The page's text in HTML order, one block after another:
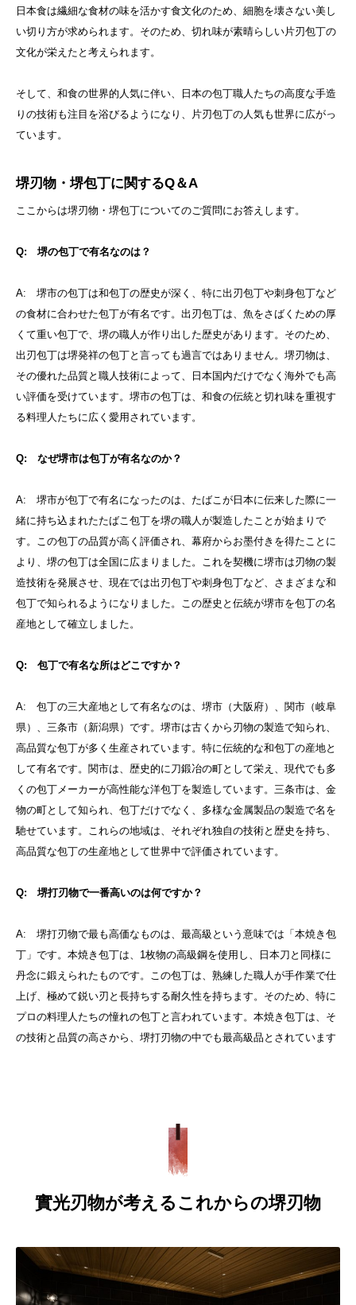
日本食は繊細な食材の味を活かす食文化のため、細胞を壊さない美し
い切り方が求められます。そのため、切れ味が素晴らしい片刃包丁の
文化が栄えたと考えられます。
そして、和食の世界的人気に伴い、日本の包丁職人たちの高度な手造
りの技術も注目を浴びるようになり、片刃包丁の人気も世界に広がっ
ています。
堺刃物・堺包丁に関するQ＆A
ここからは堺刃物・堺包丁についてのご質問にお答えします。
Q: 堺の包丁で有名なのは？
A: 堺市の包丁は和包丁の歴史が深く、特に出刃包丁や刺身包丁など
の食材に合わせた包丁が有名です。出刃包丁は、魚をさばくための厚
くて重い包丁で、堺の職人が作り出した歴史があります。そのため、
出刃包丁は堺発祥の包丁と言っても過言ではありません。堺刃物は、
その優れた品質と職人技術によって、日本国内だけでなく海外でも高
い評価を受けています。堺市の包丁は、和食の伝統と切れ味を重視す
る料理人たちに広く愛用されています。
Q: なぜ堺市は包丁が有名なのか？
A: 堺市が包丁で有名になったのは、たばこが日本に伝来した際に一
緒に持ち込まれたたばこ包丁を堺の職人が製造したことが始まりで
す。この包丁の品質が高く評価され、幕府からお墨付きを得たことに
より、堺の包丁は全国に広まりました。これを契機に堺市は刃物の製
造技術を発展させ、現在では出刃包丁や刺身包丁など、さまざまな和
包丁で知られるようになりました。この歴史と伝統が堺市を包丁の名
産地として確立しました。
Q: 包丁で有名な所はどこですか？
A: 包丁の三大産地として有名なのは、堺市（大阪府）、関市（岐阜
県）、三条市（新潟県）です。堺市は古くから刃物の製造で知られ、
高品質な包丁が多く生産されています。特に伝統的な和包丁の産地と
して有名です。関市は、歴史的に刀鍛冶の町として栄え、現代でも多
くの包丁メーカーが高性能な洋包丁を製造しています。三条市は、金
物の町として知られ、包丁だけでなく、多様な金属製品の製造で名を
馳せています。これらの地域は、それぞれ独自の技術と歴史を持ち、
高品質な包丁の生産地として世界中で評価されています。
Q: 堺打刃物で一番高いのは何ですか？
A: 堺打刃物で最も高価なものは、最高級という意味では「本焼き包
丁」です。本焼き包丁は、1枚物の高級鋼を使用し、日本刀と同様に
丹念に鍛えられたものです。この包丁は、熟練した職人が手作業で仕
上げ、極めて鋭い刃と長持ちする耐久性を持ちます。そのため、特に
プロの料理人たちの憧れの包丁と言われています。本焼き包丁は、そ
の技術と品質の高さから、堺打刃物の中でも最高級品とされています
實光刃物が考えるこれからの堺刃物